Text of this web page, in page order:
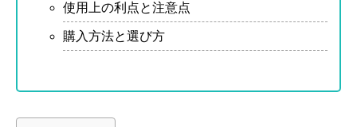
使用上の利点と注意点
購入方法と選び方